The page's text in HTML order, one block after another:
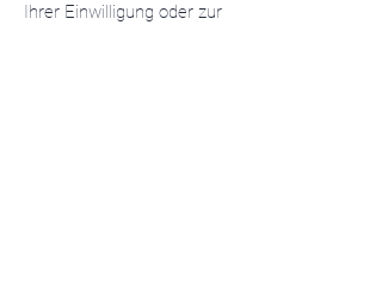
Ihrer Einwilligung oder zur